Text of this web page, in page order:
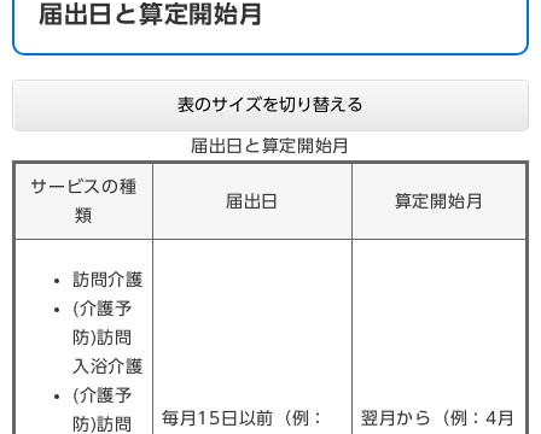
届出日と算定開始月
表のサイズを切り替える
届出日と算定開始月
サービスの種
類
届出日 算定開始月
訪問介護
(介護予
防)訪問
入浴介護
(介護予
防)訪問
毎月15日以前（例：
翌月から（例：4月